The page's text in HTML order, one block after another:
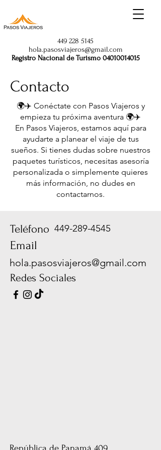
449 228 5145
hola.pasosviajeros@gmail.com
Registro Nacional de Turismo 04010014015
Contacto
🌍✈️ Conéctate con Pasos Viajeros y
empieza tu próxima aventura 🌍✈️
En Pasos Viajeros, estamos aquí para
ayudarte a planear el viaje de tus
sueños. Si tienes dudas sobre nuestros
paquetes turísticos, necesitas asesoría
personalizada o simplemente quieres
más información, no dudes en
contactarnos.
Teléfono 449-289-4545
Email
hola.pasosviajeros@gmail.com
Redes Sociales